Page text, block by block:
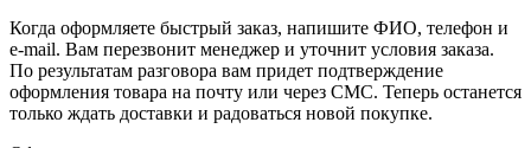
Когда оформляете быстрый заказ, напишите ФИО, телефон и
e-mail. Вам перезвонит менеджер и уточнит условия заказа.
По результатам разговора вам придет подтверждение
оформления товара на почту или через СМС. Теперь останется
только ждать доставки и радоваться новой покупке.